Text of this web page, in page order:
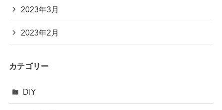
2023年3月
2023年2月
カテゴリー
DIY